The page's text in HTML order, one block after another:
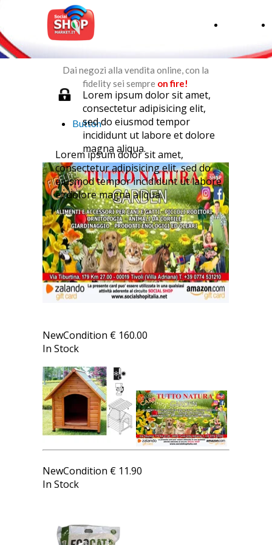
Lorem ipsum dolor sit amet,
consectetur adipisicing elit,
sed do eiusmod tempor
incididunt ut labore et dolore
magna aliqua.
Dai negozi alla vendita online, con la
fidelity sei sempre on fire!
Lorem ipsum dolor sit amet,
consectetur adipisicing elit, sed do
eiusmod tempor incididunt ut labore
et dolore magna aliqua.
Button
NewCondition € 160.00
In Stock
NewCondition € 11.90
In Stock